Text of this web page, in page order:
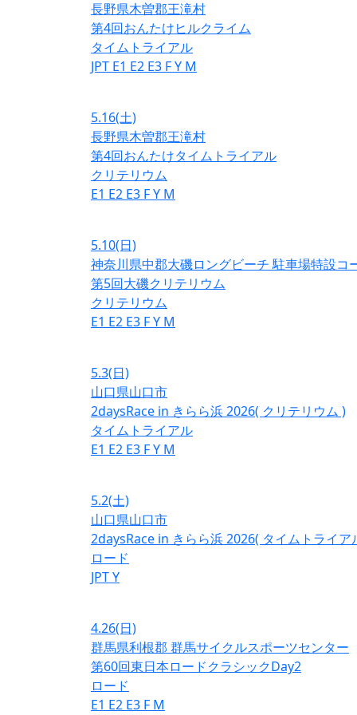
長野県木曽郡王滝村
第4回おんたけヒルクライム
タイムトライアル
JPT E1 E2 E3 FY M
5.16(土)
長野県木曽郡王滝村
第4回おんたけタイムトライアル
クリテリウム
E1 E2 E3 FY M
5.10(日)
神奈川県中郡大磯ロングビーチ 駐車場特設コ
第5回大磯クリテリウム
クリテリウム
E1 E2 E3 FY M
5.3(日)
山口県山口市
2daysRace in きらら浜 2026( クリテリウム )
タイムトライアル
E1 E2 E3 FY M
5.2(土)
山口県山口市
2daysRace in きらら浜 2026( タイムトライア
ロード
JPTY
4.26(日)
群馬県利根郡 群馬サイクルスポーツセンター
第60回東日本ロードクラシックDay2
ロード
E1 E2 E3 F M